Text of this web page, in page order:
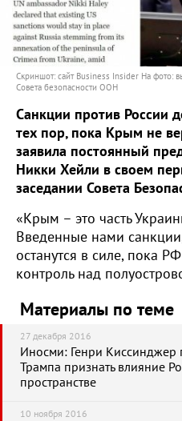
Скриншот: сайт Business Insider На фото:
Совета безопасности ООН
Санкции против России
тех пор, пока Крым не
заявила постоянный
Никки Хейли в своем
заседании Совета
«Крым – это часть
Введенные нами
останутся в силе, пока
контроль над
Материалы по теме
27 декабря 2016
Иносми: Генри Киссинджер
Трампа признать влияние
пространстве
10 ноября 2016